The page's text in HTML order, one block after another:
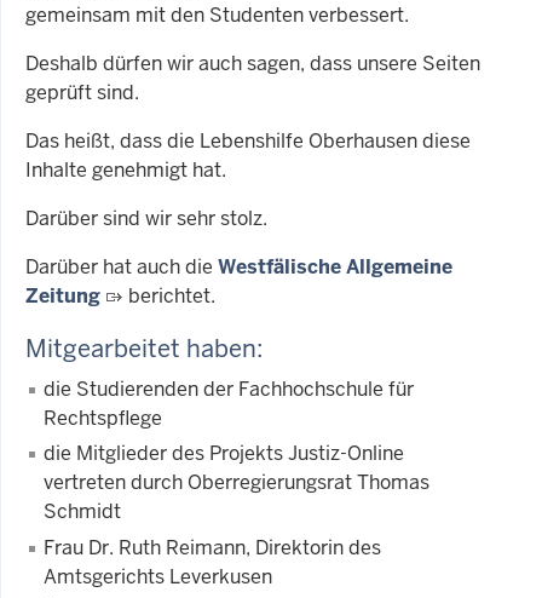
gemeinsam mit den Studenten verbessert.
Deshalb dürfen wir auch sagen, dass unsere Seiten
geprüft sind.
Das heißt, dass die Lebenshilfe Oberhausen diese
Inhalte genehmigt hat.
Darüber sind wir sehr stolz.
Darüber hat auch die Westfälische Allgemeine
Zeitung
berichtet.
Mitgearbeitet haben:
die Studierenden der Fachhochschule für
Rechtspflege
die Mitglieder des Projekts Justiz-Online
vertreten durch Oberregierungsrat Thomas
Schmidt
Frau Dr. Ruth Reimann, Direktorin des
Amtsgerichts Leverkusen